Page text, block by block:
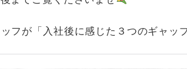
フが「入社後に感じた３つのギャッ